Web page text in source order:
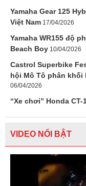
Yamaha Gear 125
Việt Nam 17/04/2026
Yamaha WR155 độ
Beach Boy 10/04/2026
Castrol Superbike
hội Mô Tô phân khối
06/04/2026
“Xe chơi” Honda
VIDEO NỔI BẬT